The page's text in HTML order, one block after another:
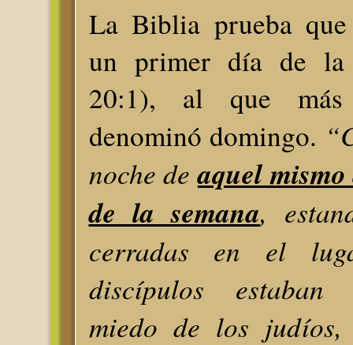
La Biblia prueba que
un primer día de la
20:1), al que
denominó domingo.
noche deaquel
de la semana,
cerradas en el
discípulos
miedo de los